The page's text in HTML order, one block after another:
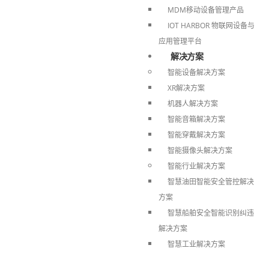
MDM移动设备管理产品
IOT HARBOR 物联网设备与
应用管理平台
解决方案
智能设备解决方案
XR解决方案
机器人解决方案
智能音箱解决方案
智能穿戴解决方案
智能摄像头解决方案
智能行业解决方案
智慧油田智能安全管控解决
方案
智慧船舶安全智能识别纠违
解决方案
智慧工业解决方案